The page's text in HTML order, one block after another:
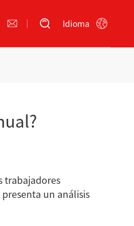
empaquetadora y
flejadora automática de
Idioma
trabajadores
un análisis